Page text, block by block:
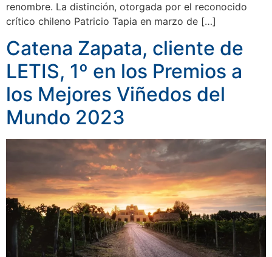
renombre. La distinción, otorgada por el reconocido
crítico chileno Patricio Tapia en marzo de […]
Catena Zapata, cliente de
LETIS, 1º en los Premios a
los Mejores Viñedos del
Mundo 2023